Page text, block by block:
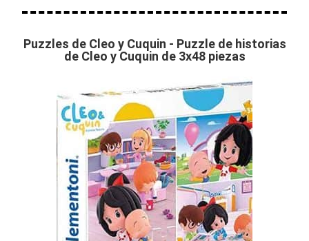
Puzzles de Cleo y Cuquin - Puzzle de historias
de Cleo y Cuquin de 3x48 piezas